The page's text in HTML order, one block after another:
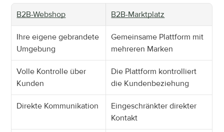
B2B-Webshop B2B-Marktplatz
Ihre eigene gebrandete
Umgebung
Gemeinsame Plattform mit
mehreren Marken
Volle Kontrolle über
Kunden
Die Plattform kontrolliert
die Kundenbeziehung
Direkte Kommunikation
Eingeschränkter direkter
Kontakt